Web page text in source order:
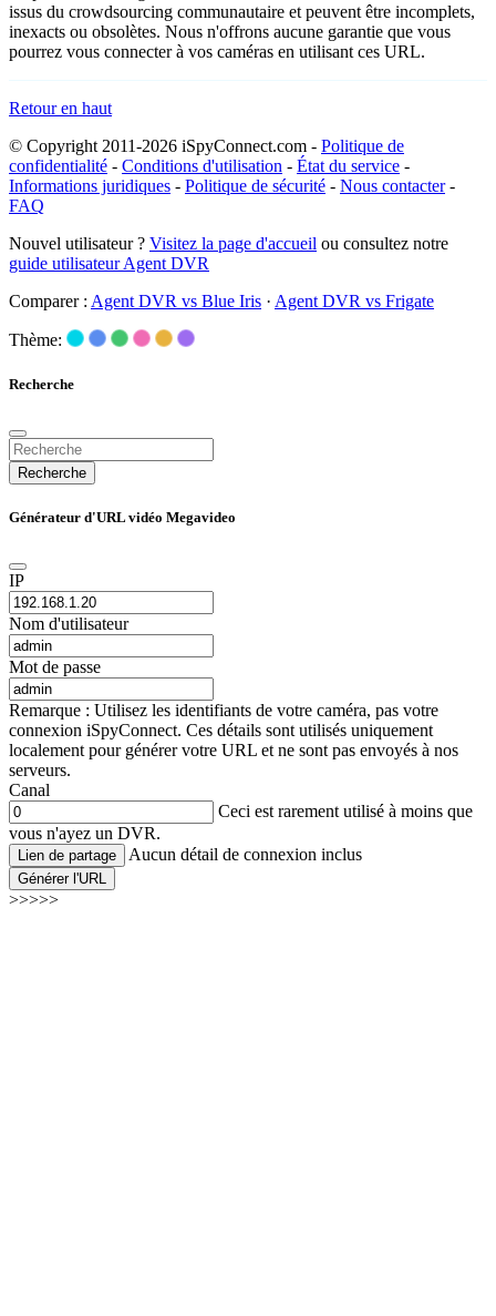
issus du crowdsourcing communautaire et peuvent être incomplets,
inexacts ou obsolètes. Nous n'offrons aucune garantie que vous
pourrez vous connecter à vos caméras en utilisant ces URL.
Retour en haut
© Copyright 2011-2026 iSpyConnect.com - Politique de
confidentialité - Conditions d'utilisation - État du service -
Informations juridiques - Politique de sécurité - Nous contacter-
FAQ
Nouvel utilisateur ? Visitez la page d'accueil ou consultez notre
guide utilisateur Agent DVR
Comparer : Agent DVR vs Blue Iris · Agent DVR vs Frigate
Thème:
Recherche
Recherche
Générateur d'URL vidéo Megavideo
IP
Nom d'utilisateur
Mot de passe
Remarque : Utilisez les identifiants de votre caméra, pas votre
connexion iSpyConnect. Ces détails sont utilisés uniquement
localement pour générer votre URL et ne sont pas envoyés à nos
serveurs.
Canal
Ceci est rarement utilisé à moins que
vous n'ayez un DVR.
Lien de partage Aucun détail de connexion inclus
Générer l'URL
>>>>>